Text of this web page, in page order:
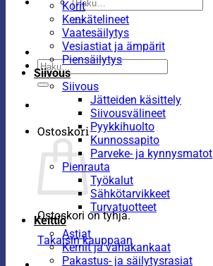
Etsi:
Ostoskori
Ostoskori on tyhjä.
Takaisin kauppaan
Korit
Kenkätelineet
Vaatesäilytys
Vesiastiat ja ämpärit
Piensäilytys
Siivous
Siivous
Jätteiden käsittely
Siivousvälineet
Pyykkihuolto
Kunnossapito
Parveke- ja kynnysmatot
Pienrauta
Työkalut
Sähkötarvikkeet
Turvatuotteet
Keittiö
Astiat
Kernit ja vahakankaat
Pakastus- ja säilytysrasiat